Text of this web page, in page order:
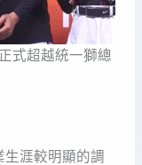
式超越統一獅總
涯較明顯的調